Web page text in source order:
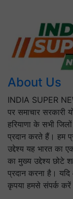
About Us
INDIA SUPER
पर समाचार सरकारी
हरियाणा के सभी
प्रदान करते हैं। हम
उद्देश्य यह भारत का
का मुख्य उद्देश्य छोटे
प्रदान करना है।
कृपया हमसे संपर्क करें